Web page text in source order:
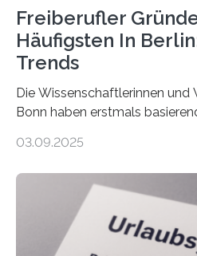
Freiberufler
Häufigsten In
Trends
Die Wissenschaftlerinnen und
Bonn haben erstmals
Landkreise mit den meisten
ist demnach Berlin. Betrachtet
der Freiberuflerinnen, so liegt
Berlin starteten in 2024 die
eigene freiberufliche Existenz,
03.09.2025